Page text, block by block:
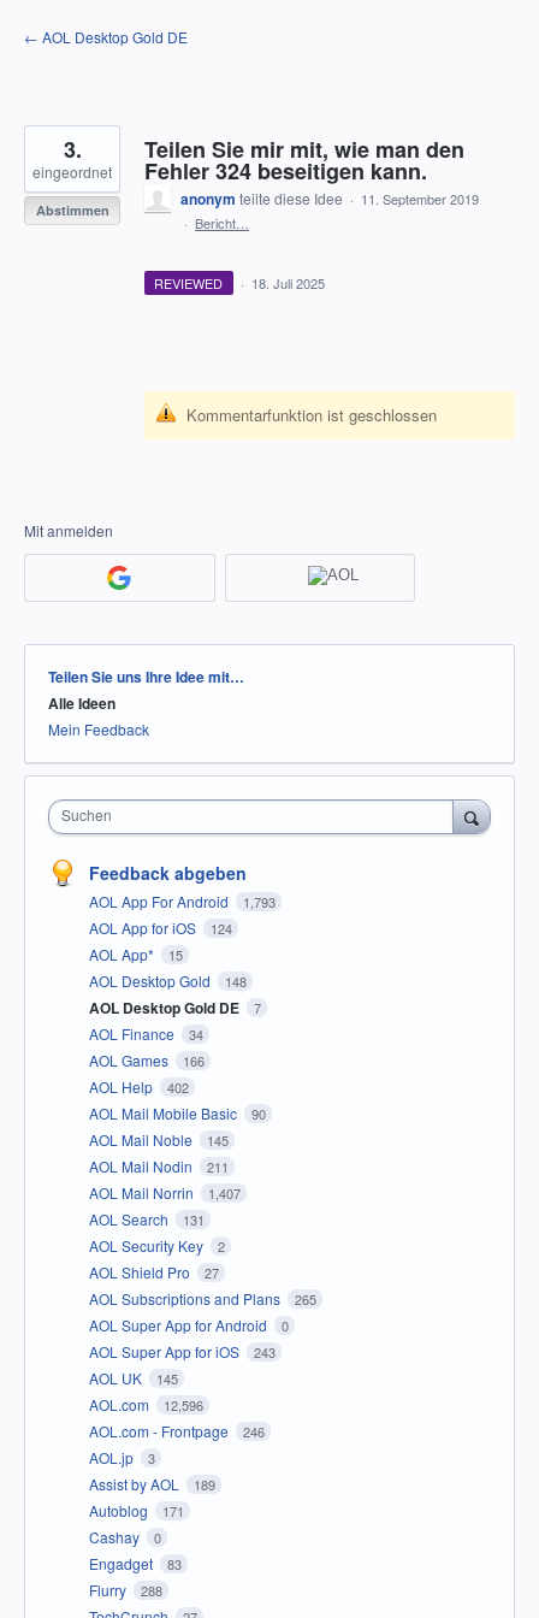
Zum
Inhalt
← AOL Desktop Gold DE
Teilen Sie mir mit, wie man den
Fehler 324 beseitigen kann.
3.
eingeordnet
Abstimmen
anonym teilte diese Idee · 11. September 2019
· Bericht…
REVIEWED · 18. Juli 2025
Kommentarfunktion ist geschlossen
Mit anmelden
Kategorien
Teilen Sie uns Ihre Idee mit…
Alle Ideen
Mein Feedback
Suchen
Feedback abgeben
AOL App For Android 1,793
AOL App for iOS 124
AOL App* 15
AOL Desktop Gold 148
AOL Desktop Gold DE 7
AOL Finance 34
AOL Games 166
AOL Help 402
AOL Mail Mobile Basic 90
AOL Mail Noble 145
AOL Mail Nodin 211
AOL Mail Norrin 1,407
AOL Search 131
AOL Security Key 2
AOL Shield Pro 27
AOL Subscriptions and Plans 265
AOL Super App for Android 0
AOL Super App for iOS 243
AOL UK 145
AOL.com 12,596
AOL.com - Frontpage 246
AOL.jp 3
Assist by AOL 189
Autoblog 171
Cashay 0
Engadget 83
Flurry 288